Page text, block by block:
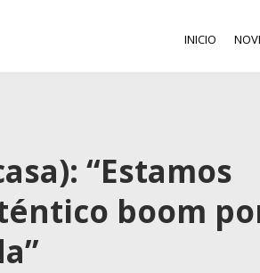
INICIO
“Estamos
boom